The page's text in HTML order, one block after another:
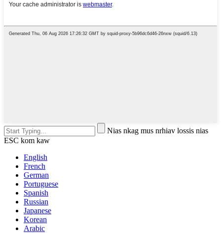
Nias nkag mus nrhiav lossis nias
ESC kom kaw
English
French
German
Portuguese
Spanish
Russian
Japanese
Korean
Arabic